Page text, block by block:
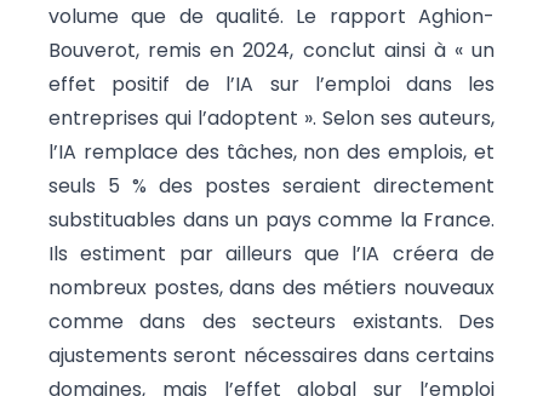
volume que de qualité. Le rapport Aghion-
Bouverot, remis en 2024, conclut ainsi à « un
effet positif de l’IA sur l’emploi dans les
entreprises qui l’adoptent ». Selon ses auteurs,
l’IA remplace des tâches, non des emplois, et
seuls 5 % des postes seraient directement
substituables dans un pays comme la France.
Ils estiment par ailleurs que l’IA créera de
nombreux postes, dans des métiers nouveaux
comme dans des secteurs existants. Des
ajustements seront nécessaires dans certains
domaines, mais l’effet global sur l’emploi